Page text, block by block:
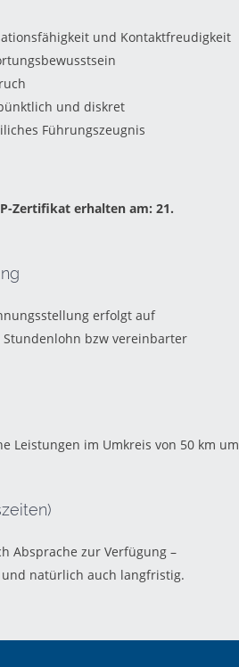
und Kontaktfreudigkeit
und diskret
Führungszeugnis
Zertifikat erhalten am: 21.
erfolgt auf
bzw vereinbarter
Leistungen im Umkreis von 50 km um
Absprache zur Verfügung –
natürlich auch langfristig.